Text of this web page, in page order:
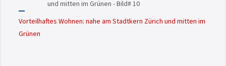
Vorteilhaftes Wohnen: nahe am Stadtkern Zürich und mitten im
Grünen